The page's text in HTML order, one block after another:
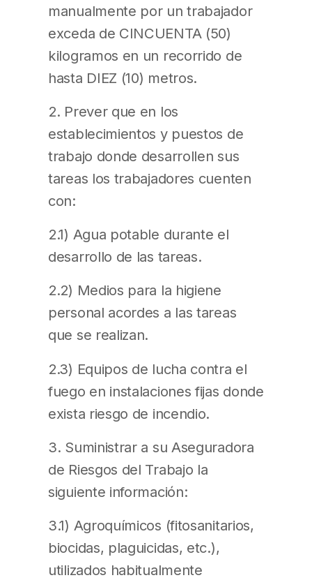
manualmente por un trabajador
exceda de CINCUENTA (50)
kilogramos en un recorrido de
hasta DIEZ (10) metros.
2. Prever que en los
establecimientos y puestos de
trabajo donde desarrollen sus
tareas los trabajadores cuenten
con:
2.1) Agua potable durante el
desarrollo de las tareas.
2.2) Medios para la higiene
personal acordes a las tareas
que se realizan.
2.3) Equipos de lucha contra el
fuego en instalaciones fijas donde
exista riesgo de incendio.
3. Suministrar a su Aseguradora
de Riesgos del Trabajo la
siguiente información:
3.1) Agroquímicos (fitosanitarios,
biocidas, plaguicidas, etc.),
utilizados habitualmente